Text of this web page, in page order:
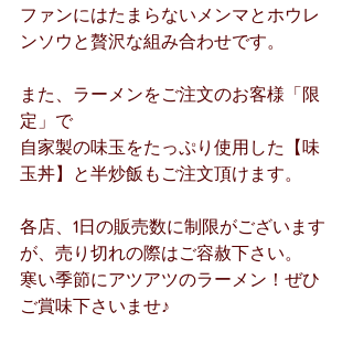
ファンにはたまらないメンマとホウレ
ンソウと贅沢な組み合わせです。
また、ラーメンをご注文のお客様「限
定」で
自家製の味玉をたっぷり使用した【味
玉丼】と半炒飯もご注文頂けます。
各店、1日の販売数に制限がございます
が、売り切れの際はご容赦下さい。
寒い季節にアツアツのラーメン！ぜひ
ご賞味下さいませ♪